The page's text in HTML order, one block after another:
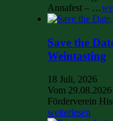
Annafest – …
Save the
Weintasting
18 Juli, 2026
Vom
Förderverein
weiterlesen